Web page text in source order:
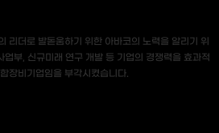
리더로 발돋움하기 위한 아바코의 노력을 알리기 위
업부, 신규미래 연구 개발 등 기업의 경쟁력을 효과적
장비기업임을 부각시켰습니다.